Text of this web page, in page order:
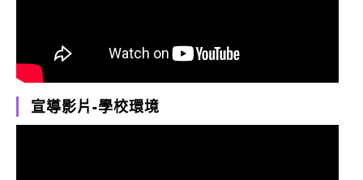
宣導影片-學校環境